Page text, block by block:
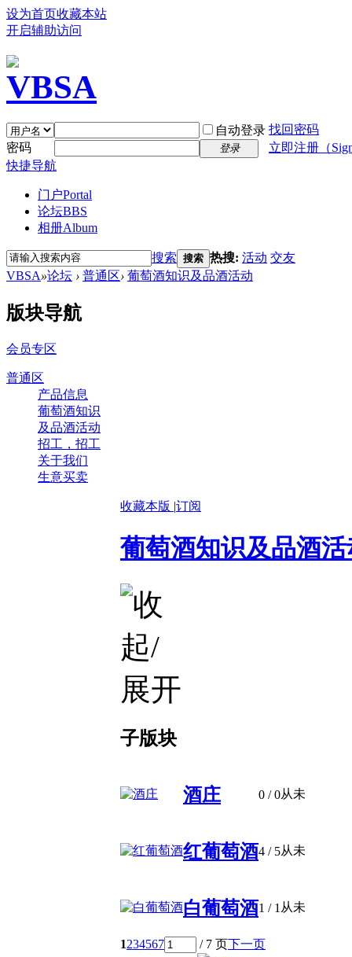
设为首页收藏本站
开启辅助访问
自动登录 找回密码
密码
登录
立即注册（
快捷导航
门户Portal
论坛BBS
相册Album
搜索 搜索 热搜: 活动 交友
VBSA»论坛 › 普通区› 葡萄酒知识及品酒活动
版块导航
会员专区
普通区
产品信息
葡萄酒知识
及品酒活动
招工，招工
关于我们
生意买卖
收藏本版 |订阅
葡萄酒知识及品酒活
子版块
酒庄 0 / 0从未
红葡萄酒4 / 5从未
白葡萄酒1 / 1 从未
1234567 / 7 页下一页